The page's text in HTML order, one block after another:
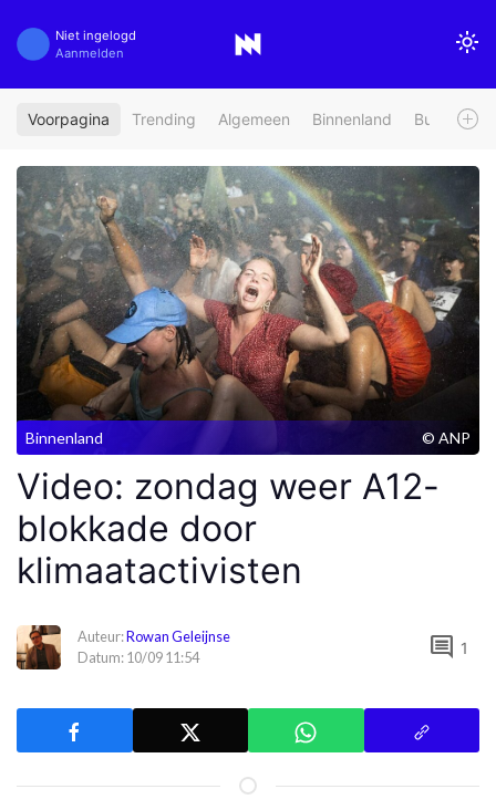
Niet ingelogd
Aanmelden
Voorpagina Trending Algemeen Binnenland Buitenland
Binnenland © ANP
Video: zondag weer A12-
blokkade door
klimaatactivisten
Auteur:Rowan Geleijnse
Datum: 10/09 11:54
comment 1